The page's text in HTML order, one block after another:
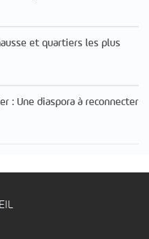
et quartiers les plus
: Une diaspora à reconnecter